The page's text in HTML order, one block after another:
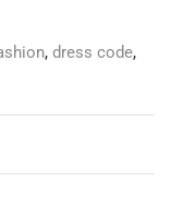
, dress code,